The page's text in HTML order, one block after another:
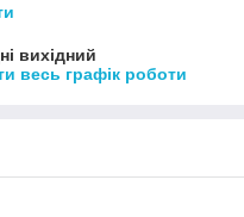
вихідний
весь графік роботи